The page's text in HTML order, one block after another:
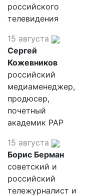
российского
телевидения
15 августа
Сергей
Кожевников
российский
медиаменеджер,
продюсер,
почетный
академик РАР
15 августа
Борис Берман
советский и
российский
тележурналист и